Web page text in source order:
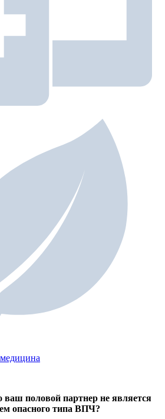
половой партнер не является
опасного типа ВПЧ?